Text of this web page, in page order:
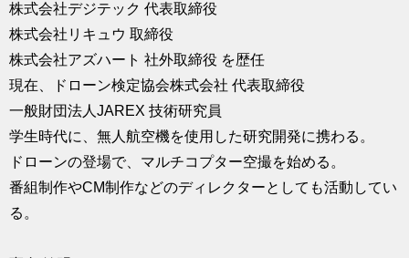
株式会社デジテック 代表取締役
株式会社リキュウ 取締役
株式会社アズハート 社外取締役 を歴任
現在、ドローン検定協会株式会社 代表取締役
一般財団法人JAREX 技術研究員
学生時代に、無人航空機を使用した研究開発に携わる。
ドローンの登場で、マルチコプター空撮を始める。
番組制作やCM制作などのディレクターとしても活動してい
る。